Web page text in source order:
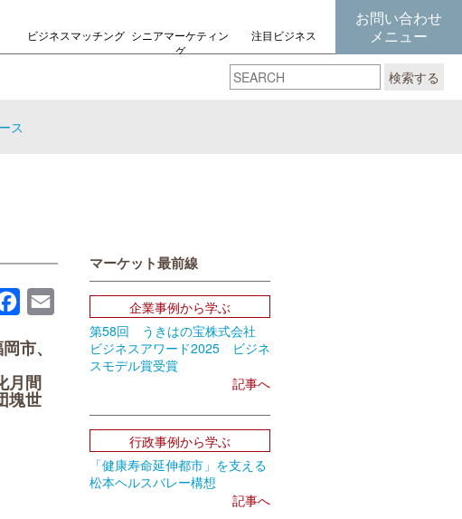
ビジネスマッチング シニアマーケティン
グ
注目ビジネス
お問い合わせ
メニュー
検索する
ス
FacebookEmail
市、
月間
塊世
マーケット最前線
企業事例から学ぶ
第58回 うきはの宝株式会社
ビジネスアワード2025 ビジネ
スモデル賞受賞
記事へ
行政事例から学ぶ
「健康寿命延伸都市」を支える
松本ヘルスバレー構想
記事へ